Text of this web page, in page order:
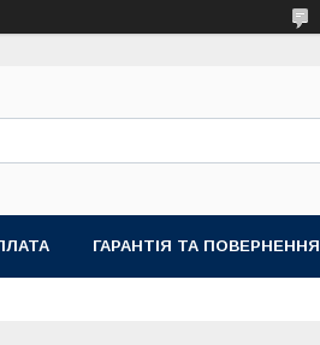
ГАРАНТІЯ ТА ПОВЕРНЕННЯ